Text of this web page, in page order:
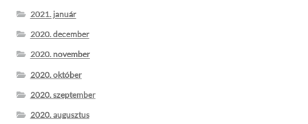
2021. január
2020. december
2020. november
2020. október
2020. szeptember
2020. augusztus